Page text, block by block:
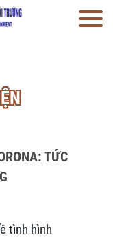
TỨC
tình hình